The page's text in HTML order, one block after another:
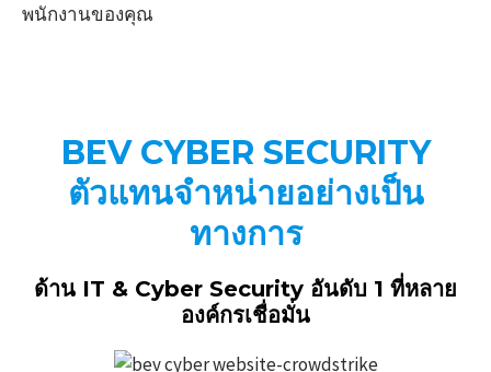
พนักงานของคุณ
BEV CYBER SECURITY
ตัวแทนจำหน่ายอย่างเป็น
ทางการ
ด้าน IT & Cyber Security อันดับ 1 ที่หลาย
องค์กรเชื่อมั่น